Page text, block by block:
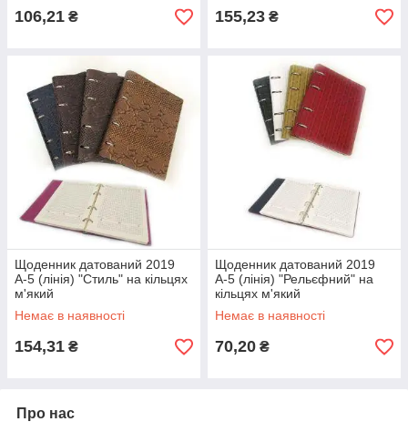
106,21 ₴ 155,23 ₴
Щоденник датований 2019
А-5 (лінія) "Стиль" на кільцях
м'який
Немає в наявності
154,31 ₴
Щоденник датований 2019
А-5 (лінія) "Рельєфний" на
кільцях м'який
Немає в наявності
70,20 ₴
Про нас